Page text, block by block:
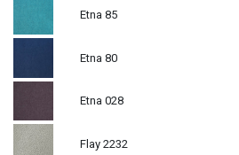
Etna 85
Etna 80
Etna 028
Flay 2232